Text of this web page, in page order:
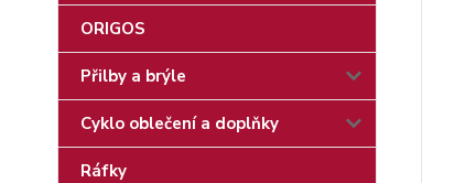
ORIGOS
Přilby a brýle
Cyklo oblečení a doplňky
Ráfky